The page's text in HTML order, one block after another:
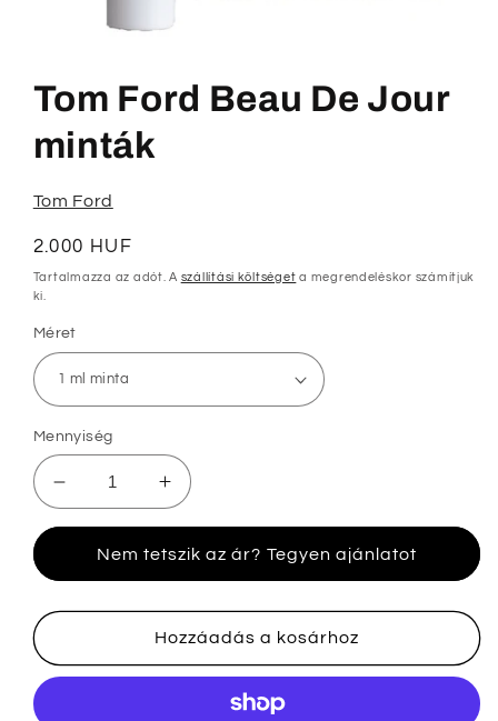
megnyitása
modális
párbeszédpanelen
Tom Ford Beau De Jour
minták
Tom Ford
Normál
ár
2.000 HUF
Tartalmazza az adót. A szállítási költséget a megrendeléskor számítjuk
ki.
Méret
Mennyiség
Ford
minták
mennyiségének
csökkentése
Tom
Ford
De
minták
mennyiségének
növelése
Nem tetszik az ár? Tegyen ajánlatot
Hozzáadás a kosárhoz